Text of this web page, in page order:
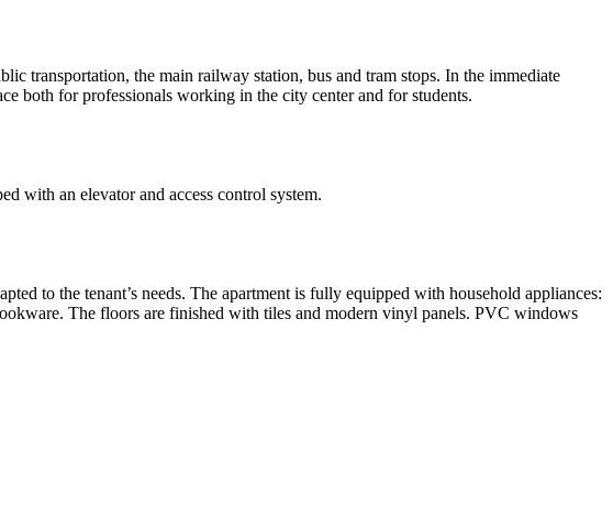
transportation, the main railway station, bus and tram stops. In the immediate
both for professionals working in the city center and for students.
with an elevator and access control system.
to the tenant’s needs. The apartment is fully equipped with household appliances:
The floors are finished with tiles and modern vinyl panels. PVC windows